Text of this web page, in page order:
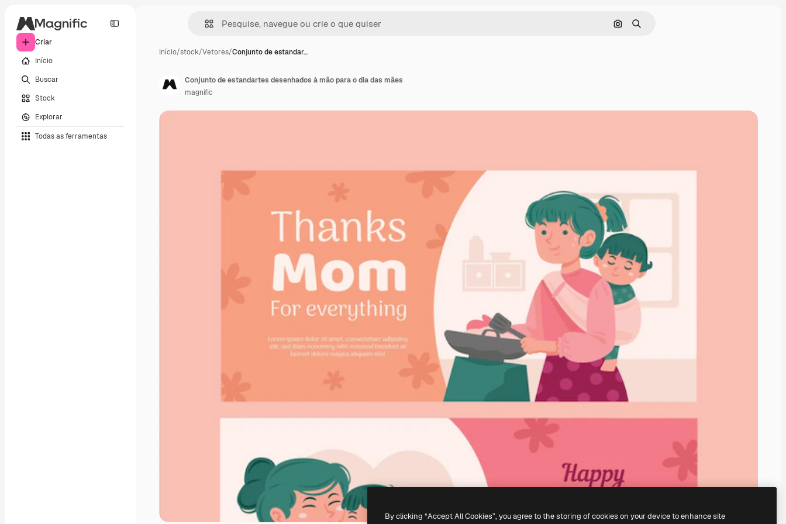
Criar
Início
Buscar
Stock
Explorar
Todas as ferramentas
Pesquisar por imagem
Buscar
Início/stock/Vetores/Conjunto de estandar…
Conjunto de estandartes desenhados à mão para o dia das mães
magnific
By clicking “Accept All Cookies”, you agree to the storing of cookies on your device to enhance site